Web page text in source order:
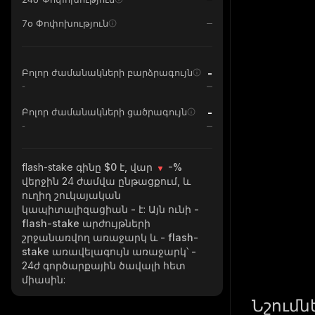
7օ Փոփոխություն
Բոլոր ժամանակների բարձրագույն -
-
Բոլոր ժամանակների ցածրագույն -
-
flash-stake գինը $0 է, վար
-%
վերջին 24 ժամվա ընթացքում, և
ուղիղ շուկայական
կապիտալիզացիան - է: Այն ունի -
flash-stake արժույթների
շրջանառվող առաջարկ և - flash-
stake առավելագույն առաջարկ՝ -
24ժ գործարքային ծավալի հետ
միասին: